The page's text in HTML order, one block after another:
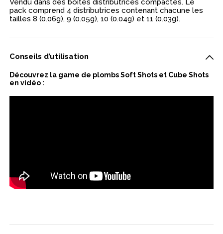
Vendu dans des boites distributrices compactes. Le
pack comprend 4 distributrices contenant chacune les
tailles 8 (0.06g), 9 (0.05g), 10 (0.04g) et 11 (0.03g).
Conseils d’utilisation
Découvrez la game de plombs Soft Shots et Cube Shots
en vidéo :